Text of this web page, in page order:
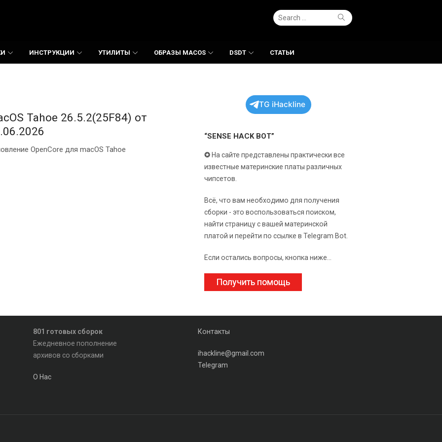
Search
for:
Search
ИНСТРУКЦИИ УТИЛИТЫ ОБРАЗЫ MACOS DSDT СТАТЬИ
Tahoe 26.5.2(25F84) от
OpenCore для macOS Tahoe
TG iHackline
“SENSE HACK BOT”
✪ На сайте представлены практически все
известные материнские платы различных
чипсетов.
Всё, что вам необходимо для получения
сборки - это воспользоваться поиском,
найти страницу с вашей материнской
платой и перейти по ссылке в Telegram Bot.
Если остались вопросы, кнопка ниже...
Получить помощь
801 готовых сборок
Ежедневное пополнение
архивов со сборками
О Нас
Контакты
ihackline@gmail.com
Telegram